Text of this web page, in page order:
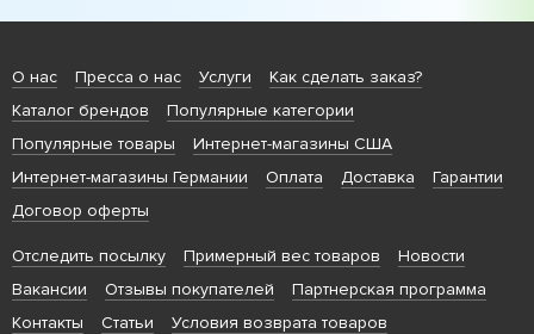
О нас Пресса о нас Услуги
Как сделать заказ?
Каталог брендов
Популярные категории
Популярные товары
Интернет-магазины США
Интернет-магазины Германии
Оплата Доставка
Гарантии
Договор оферты
Отследить посылку Примерный вес товаров
Новости
Вакансии
Отзывы покупателей
Партнерская программа
Контакты
Статьи
Условия возврата товаров